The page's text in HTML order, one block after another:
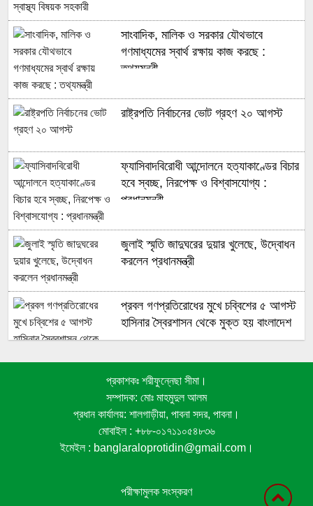
সাংবাদিক, মালিক ও সরকার যৌথভাবে
গণমাধ্যমের স্বার্থ রক্ষায় কাজ করছে :
তথ্যমন্ত্রী
রাষ্ট্রপতি নির্বাচনের ভোট গ্রহণ ২০ আগস্ট
ফ্যাসিবাদবিরোধী আন্দোলনে হত্যাকাণ্ডের বিচার
হবে স্বচ্ছ, নিরপেক্ষ ও বিশ্বাসযোগ্য :
প্রধানমন্ত্রী
জুলাই স্মৃতি জাদুঘরের দুয়ার খুলেছে, উদ্বোধন
করলেন প্রধানমন্ত্রী
প্রবল গণপ্রতিরোধের মুখে চব্বিশের ৫ আগস্ট
হাসিনার স্বৈরশাসন থেকে মুক্ত হয় বাংলাদেশ
জুলাই গণঅভ্যুত্থানে সুপ্রিম কোর্টের
আইনজীবীদের ঐতিহাসিক ভূমিকা
প্রকাশকঃ শরীফুন্নেছা সীমা।
সম্পাদক: মোঃ মাহমুদুল আলম
প্রধান কার্যালয়: শালগাড়ীয়া, পাবনা সদর, পাবনা।
মোবাইল : +৮৮-০১৭১১০৫৪৮৩৬
ইমেইল : banglaraloprotidin@gmail.com।
পরীক্ষামুলক সংস্করণ